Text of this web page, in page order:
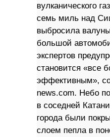
вулканического
семь миль над
выбросила
большой
экспертов
становится «все
эффективным»,
news.com. Небо
в соседней
города были
слоем пепла в